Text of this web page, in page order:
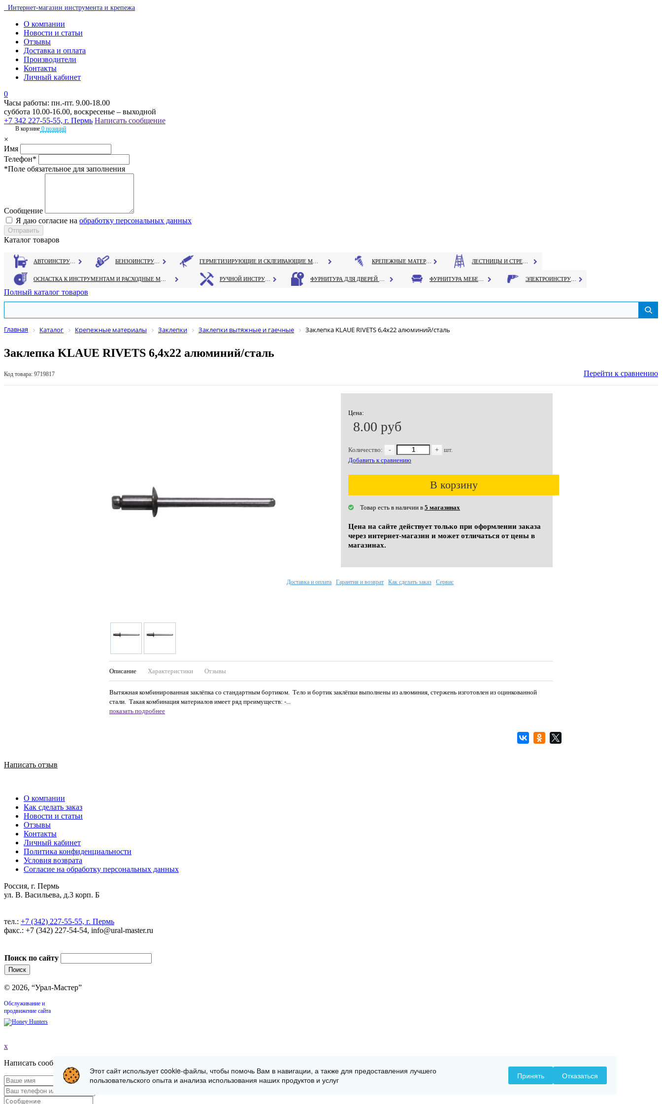
Интернет-магазин инструмента и крепежа
О компании
Новости и статьи
Отзывы
Доставка и оплата
Производители
Контакты
Личный кабинет
0
Часы работы: пн.-пт. 9.00-18.00
суббота 10.00-16.00, воскресенье – выходной
+7 342 227-55-55, г. Пермь Написать сообщение
В корзине 0 позиций
×
Имя
Телефон*
*Поле обязательное для заполнения
Сообщение
Я даю согласие на обработку персональных данных
Каталог товаров
Полный каталог товаров
Главная Каталог Крепежные материалы Заклепки Заклепки вытяжные и гаечные Заклепка KLAUE RIVETS 6,4х22 алюминий/сталь
Заклепка KLAUE RIVETS 6,4х22 алюминий/сталь
Код товара: 9719817 Перейти к сравнению
Цена:
8.00 руб
Количество: - +
шт.
Добавить к сравнению
В корзину
Товар есть в наличии в 5 магазинах
Цена на сайте действует только при оформлении заказа
через интернет-магазин и может отличаться от цены в
магазинах.
Описание Характеристики Отзывы
Вытяжная комбинированная заклёпка со стандартным бортиком. Тело и бортик заклёпки выполнены из алюминия, стержень изготовлен из оцинкованной
стали. Такая комбинация материалов имеет ряд преимуществ: -...
показать подробнее
Доставка и оплата Гарантия и возврат Как сделать заказ Сервис
Написать отзыв
О компании
Как сделать заказ
Новости и статьи
Отзывы
Контакты
Личный кабинет
Политика конфиденциальности
Условия возврата
Согласие на обработку персональных данных
Россия, г. Пермь
ул. В. Васильева, д.3 корп. Б
тел.: +7 (342) 227-55-55, г. Пермь
факс.: +7 (342) 227-54-54, info@ural-master.ru
Поиск по сайту
© 2026, “Урал-Мастер”
Обслуживание и
продвижение сайта
x
Написать сообщение
Этот сайт использует cookie-файлы, чтобы помочь Вам в навигации, а также для предоставления лучшего
пользовательского опыта и анализа использования наших продуктов и услуг
Принять Отказаться